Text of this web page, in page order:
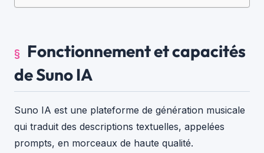
Fonctionnement et capacités
de Suno IA
Suno IA est une plateforme de génération musicale
qui traduit des descriptions textuelles, appelées
prompts, en morceaux de haute qualité.